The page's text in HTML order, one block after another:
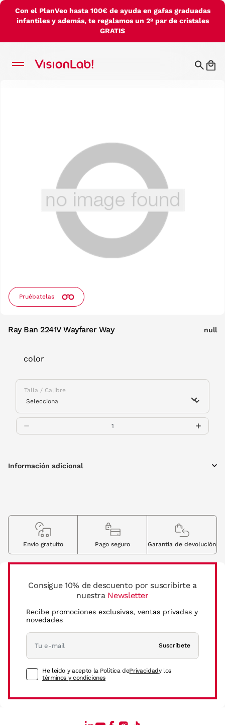
Con el PlanVeo hasta 100€ de ayuda en gafas graduadas
infantiles y además, te regalamos un 2º par de cristales
GRATIS
Pruébatelas
Ray Ban 2241V Wayfarer Way null
color
Talla / Calibre
Información adicional
Consigue 10% de descuento por suscribirte a
nuestra Newsletter
Recibe promociones exclusivas, ventas privadas y
novedades
Suscríbete
He leído y acepto la Política dePrivacidady los
términos y condiciones
Envio gratuito Pago seguro Garantia de devolución